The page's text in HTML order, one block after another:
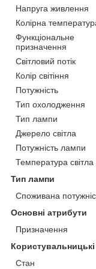
Напруга живлення
Колірна
Функціональне
призначення
Світловий потік
Колір світіння
Потужність
Тип охолодження
Тип лампи
Джерело світла
Потужність лампи
Температура світла
Тип лампи
Споживана
Основні атрибути
Призначення
Стан